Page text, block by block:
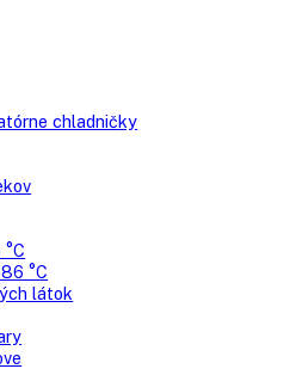
mrazničky
chladničky